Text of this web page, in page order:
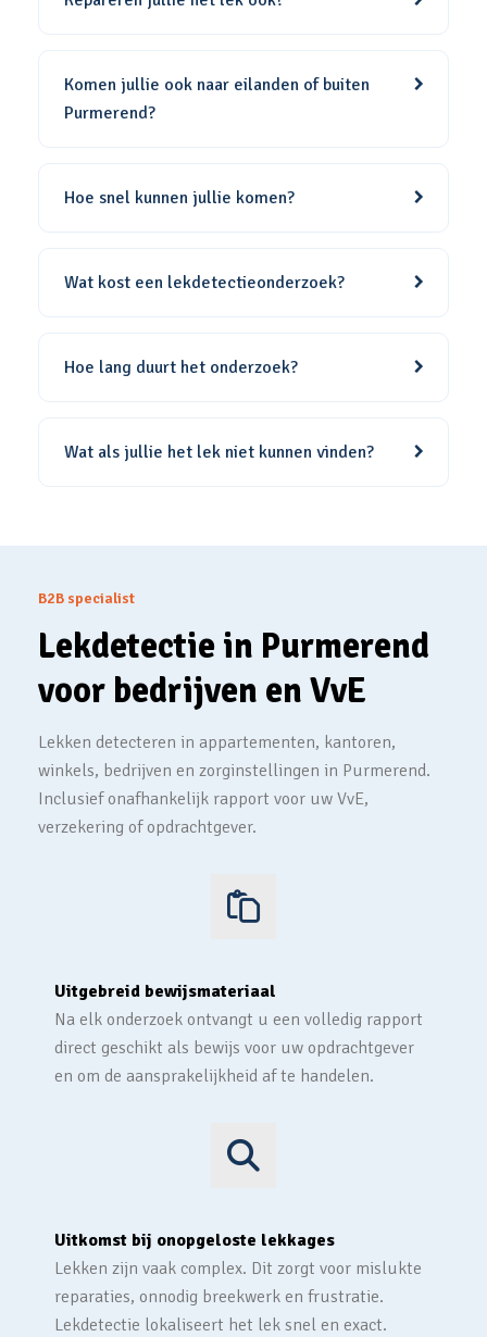
Komen jullie ook naar eilanden of buiten
Purmerend?
Hoe snel kunnen jullie komen?
Wat kost een lekdetectieonderzoek?
Hoe lang duurt het onderzoek?
Wat als jullie het lek niet kunnen vinden?
B2B specialist
Lekdetectie in Purmerend
voor bedrijven en VvE
Lekken detecteren in appartementen, kantoren,
winkels, bedrijven en zorginstellingen in Purmerend.
Inclusief onafhankelijk rapport voor uw VvE,
verzekering of opdrachtgever.
Uitgebreid bewijsmateriaal
Na elk onderzoek ontvangt u een volledig rapport
direct geschikt als bewijs voor uw opdrachtgever
en om de aansprakelijkheid af te handelen.
Uitkomst bij onopgeloste lekkages
Lekken zijn vaak complex. Dit zorgt voor mislukte
reparaties, onnodig breekwerk en frustratie.
Lekdetectie lokaliseert het lek snel en exact.